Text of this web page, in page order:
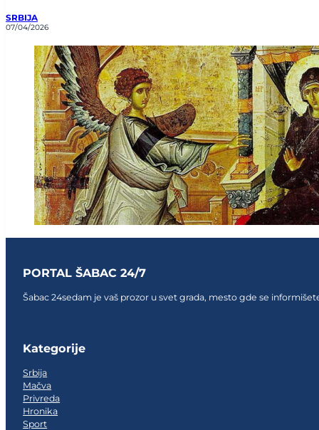
SRBIJA
07/04/2026
PORTAL ŠABAC 24/7
Šabac 24sedam je vaš prozor u svet grada, mesto gde se
Kategorije
Srbija
Mačva
Privreda
Hronika
Sport